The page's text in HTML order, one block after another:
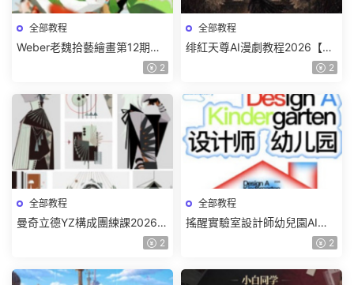
全部教程
Weber老魏拾藝繪畫第12期角
色特訓班【畫質不錯隻有視
2
全部教程
绯紅天尊AI漫劇教程2026【畫
2
全部教程
曼奇立德YZ構成團練課2026年
8月已結課【畫質高清有課件】
2
全部教程
搖醒實驗室設計師幼兒園AI軟
件基礎課2025【畫質不錯有素
2